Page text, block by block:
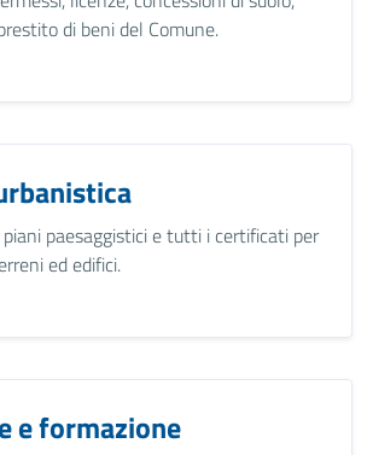
di beni del Comune.
paesaggistici e tutti i certificati per
ed edifici.
e formazione